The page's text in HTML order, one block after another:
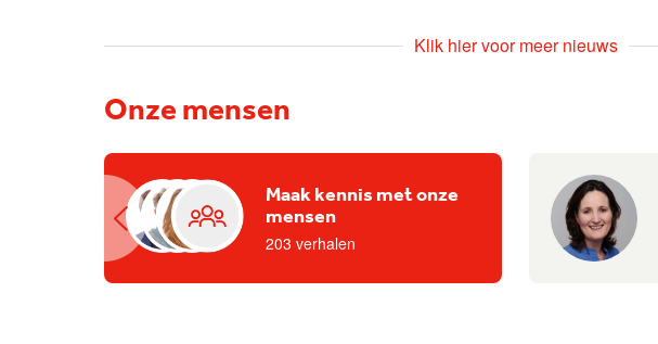
Klik hier voor meer nieuws
Onze mensen
Maak kennis met onze
mensen
203 verhalen